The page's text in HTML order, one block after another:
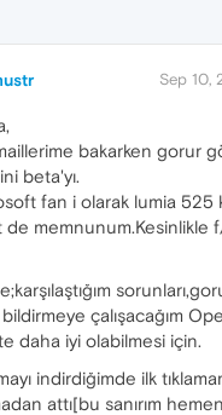
Sep 10,
bakarken gorur
beta'yı.
fan i olarak lumia 525
de memnunum.Kesinlikle
çalışacağım
daha iyi olabilmesi için.
indirdiğimde ilk
attı[bu sanırım